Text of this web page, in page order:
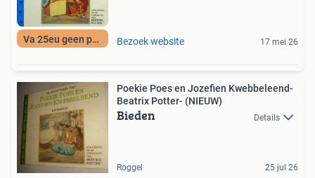
Va 25eu geen porto Bezoek website 17 mei 26
Poekie Poes en Jozefien Kwebbeleend-
Beatrix Potter- (NIEUW)
Bieden Details
Roggel 25 jul 26